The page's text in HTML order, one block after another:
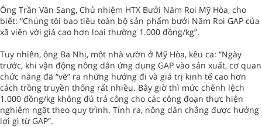
Ông Trần Văn Sang, Chủ nhiệm HTX Bưởi Năm Roi Mỹ Hòa, cho
biết: “Chúng tôi bao tiêu toàn bộ sản phẩm bưởi Năm Roi GAP của
xã viên với giá cao hơn loại thường 1.000 đồng/kg”.
Tuy nhiên, ông Ba Nhị, một nhà vườn ở Mỹ Hòa, kêu ca: “Ngày
trước, khi vận động nông dân ứng dụng GAP vào sản xuất, cơ quan
chức năng đã “vẽ” ra những hướng đi và giá trị kinh tế cao hơn
cách trồng truyền thống rất nhiều. Bây giờ thì mức chênh lệch
1.000 đồng/kg không đủ trả công cho các công đoạn thực hiện
nghiêm ngặt theo quy trình. Tính ra, nông dân chẳng được hưởng
lợi gì từ GAP”.